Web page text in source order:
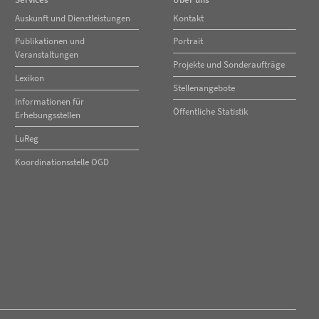
Navigation
Auskunft und Dienstleistungen
Publikationen und
Veranstaltungen
Lexikon
Informationen für
Erhebungsstellen
LuReg
Koordinationsstelle OGD
Navigation
Kontakt
Portrait
Projekte und Sonderaufträge
Stellenangebote
Öffentliche Statistik